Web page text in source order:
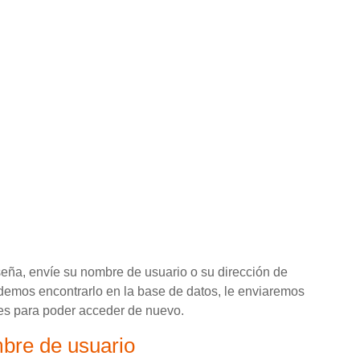
envíe su nombre de usuario o su dirección de
encontrarlo en la base de datos, le enviaremos
para poder acceder de nuevo.
de usuario